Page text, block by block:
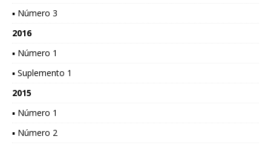
▪ Número 3
2016
▪ Número 1
▪ Suplemento 1
2015
▪ Número 1
▪ Número 2